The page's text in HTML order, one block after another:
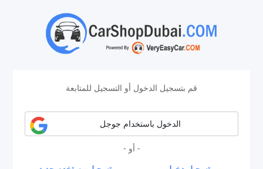
قم بتسجيل الدخول أو التسجيل للمتابعة
الدخول باستخدام جوجل
- أو -